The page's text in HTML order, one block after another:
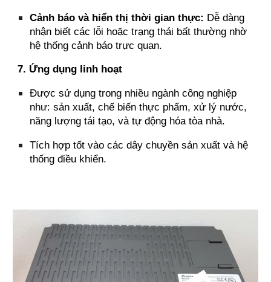
Cảnh báo và hiển thị thời gian thực: Dễ dàng
nhận biết các lỗi hoặc trạng thái bất thường nhờ
hệ thống cảnh báo trực quan.
7. Ứng dụng linh hoạt
Được sử dụng trong nhiều ngành công nghiệp
như: sản xuất, chế biến thực phẩm, xử lý nước,
năng lượng tái tạo, và tự động hóa tòa nhà.
Tích hợp tốt vào các dây chuyền sản xuất và hệ
thống điều khiển.